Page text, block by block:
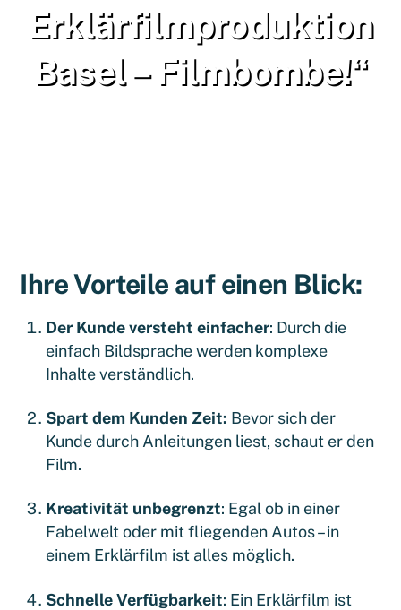
Erklärfilmproduktion
Basel – Filmbombe!“
Ihre Vorteile auf einen Blick:
Der Kunde versteht einfacher: Durch die
einfach Bildsprache werden komplexe
Inhalte verständlich.
Spart dem Kunden Zeit: Bevor sich der
Kunde durch Anleitungen liest, schaut er den
Film.
Kreativität unbegrenzt: Egal ob in einer
Fabelwelt oder mit fliegenden Autos – in
einem Erklärfilm ist alles möglich.
Schnelle Verfügbarkeit: Ein Erklärfilm ist